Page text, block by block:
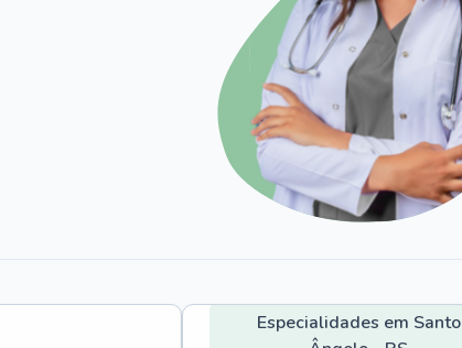
Especialidades em Santo